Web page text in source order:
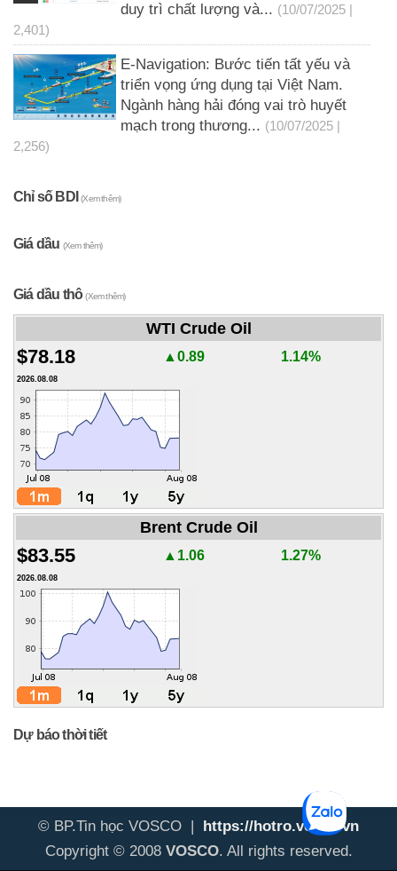
duy trì chất lượng và... (10/07/2025 |
2,401)
E-Navigation: Bước tiến tất yếu và
triển vọng ứng dụng tại Việt Nam.
Ngành hàng hải đóng vai trò huyết
mạch trong thương... (10/07/2025 |
2,256)
Chỉ số BDI(Xem thêm)
Giá dầu (Xem thêm)
Giá dầu thô(Xem thêm)
WTI Crude Oil
$78.18 ▲0.89 1.14%
2026.08.08
Brent Crude Oil
$83.55 ▲1.06 1.27%
2026.08.08
Dự báo thời tiết
© BP.Tin học VOSCO |
https://hotro.vosco.vn
Copyright © 2008 VOSCO. All rights reserved.